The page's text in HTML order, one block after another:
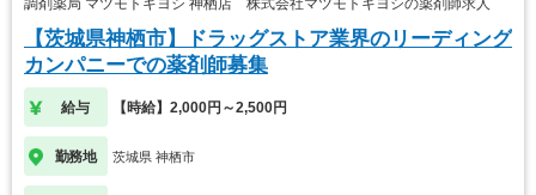
調剤薬局 マツモトキヨシ 神栖店 株式会社マツモトキヨシの薬剤師求人
【茨城県神栖市】ドラッグストア業界のリーディング
カンパニーでの薬剤師募集
給与 【時給】2,000円～2,500円
勤務地 茨城県 神栖市